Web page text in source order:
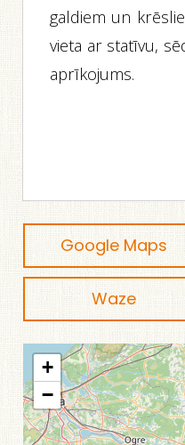
galdiem un
vieta ar statīvu,
aprīkojums.
Google Maps
Waze
+
−